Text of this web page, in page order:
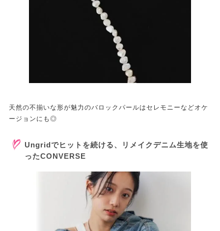
天然の不揃いな形が魅力のバロックパールはセレモニーなどオケ
ージョンにも◎
Ungridでヒットを続ける、リメイクデニム生地を使
ったCONVERSE